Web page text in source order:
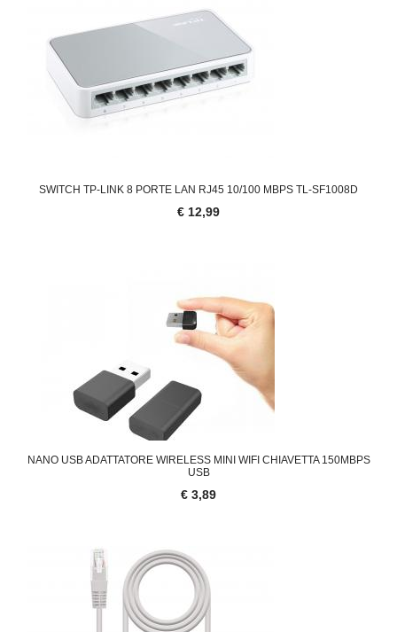
SWITCH TP-LINK 8 PORTE LAN RJ45 10/100 MBPS TL-SF1008D
€ 12,99
NANO USB ADATTATORE WIRELESS MINI WIFI CHIAVETTA 150MBPS
USB
€ 3,89